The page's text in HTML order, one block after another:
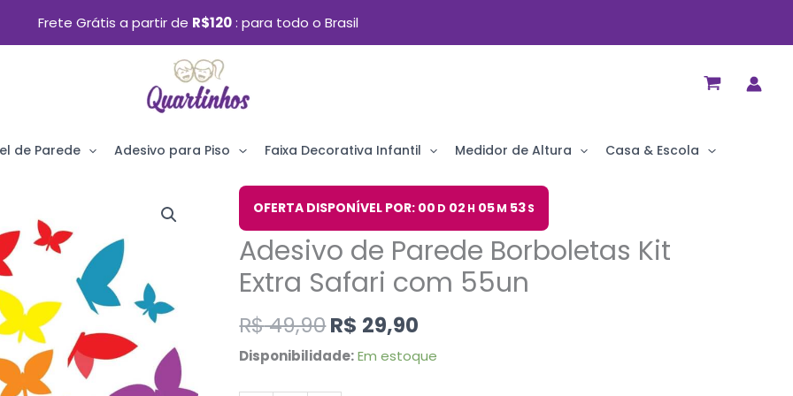
Frete Grátis a partir de R$120 para todo o Brasil
de Parede Adesivo para Piso Faixa Decorativa Infantil Medidor de Altura Casa & Escola
OFERTA DISPONÍVEL POR: 00 D 02 H 05M 52S
Adesivo de Parede Borboletas Kit
Extra Safari com 55un
R$49,90
O
preço
original
era:
R$ 29,90
O
preço
atual
é:
Disponibilidade: Em estoque
Adesivo
de
Parede
Borboletas
Extra
Safari